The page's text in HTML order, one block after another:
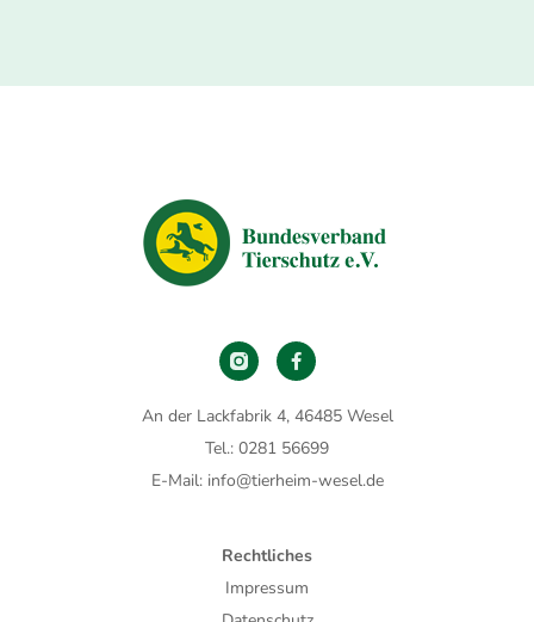
An der Lackfabrik 4, 46485 Wesel
Tel.: 0281 56699
E-Mail: info@tierheim-wesel.de
Rechtliches
Impressum